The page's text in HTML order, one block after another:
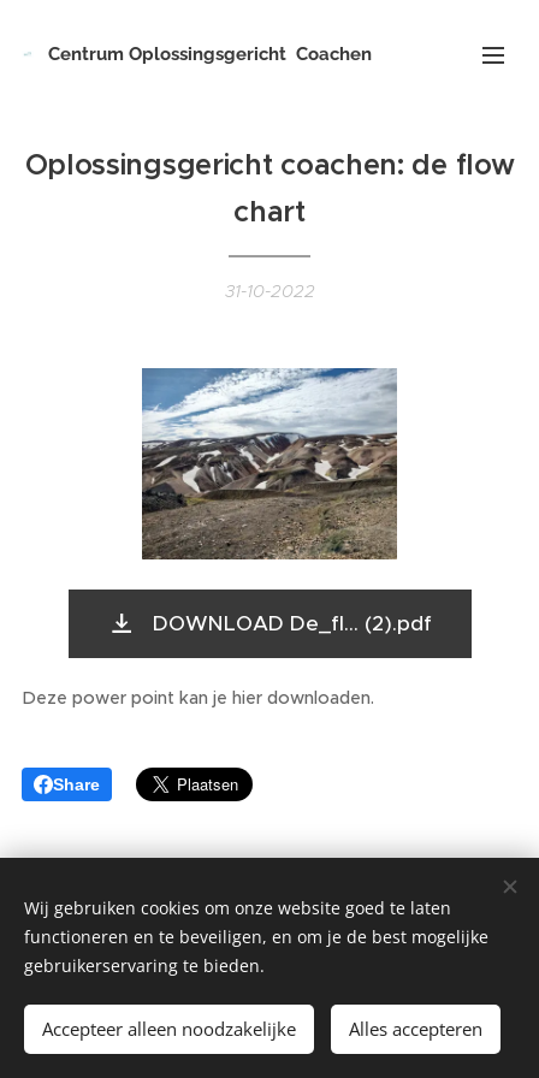
Centrum Oplossingsgericht Coachen
Oplossingsgericht coachen: de flow
chart
31-10-2022
DOWNLOAD De_fl... (2).pdf
Deze power point kan je hier downloaden.
Share
Cookies
Wij gebruiken cookies om onze website goed te laten
functioneren en te beveiligen, en om je de best mogelijke
gebruikerservaring te bieden.
Accepteer alleen noodzakelijke Alles accepteren